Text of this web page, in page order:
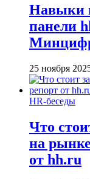
Навыки
панели
25 ноября
HR-беседы
Что
на
от hh.ru